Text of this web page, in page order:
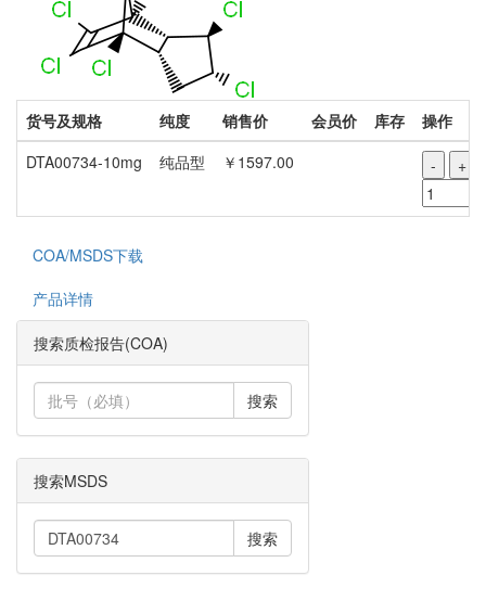
货号及规格 纯度 销售价 会员价 库存
操作
DTA00734-10mg
纯品型 ￥1597.00 - +
COA/MSDS下载
产品详情
搜索质检报告(COA)
搜索
搜索MSDS
搜索